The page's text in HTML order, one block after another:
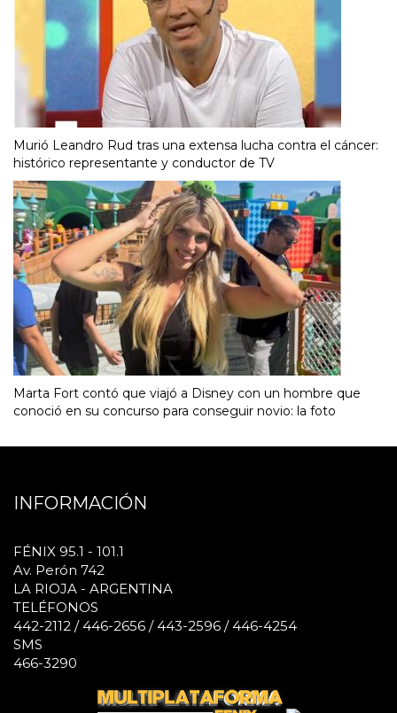
Murió Leandro Rud tras una extensa lucha contra el cáncer:
histórico representante y conductor de TV
Marta Fort contó que viajó a Disney con un hombre que
conoció en su concurso para conseguir novio: la foto
INFORMACIÓN
FÉNIX 95.1 - 101.1
Av. Perón 742
LA RIOJA - ARGENTINA
TELÉFONOS
442-2112 / 446-2656 / 443-2596 / 446-4254
SMS
466-3290